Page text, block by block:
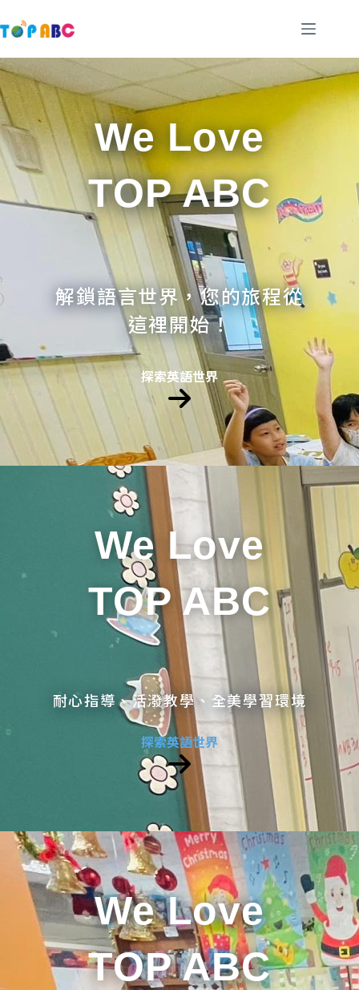
至
要
內
容
We Love
TOP ABC
解鎖語言世界，您的旅程從
這裡開始！
探索英語世界
We Love
TOP ABC
耐心指導、活潑教學、全美學習環境
探索英語世界
We Love
TOP ABC